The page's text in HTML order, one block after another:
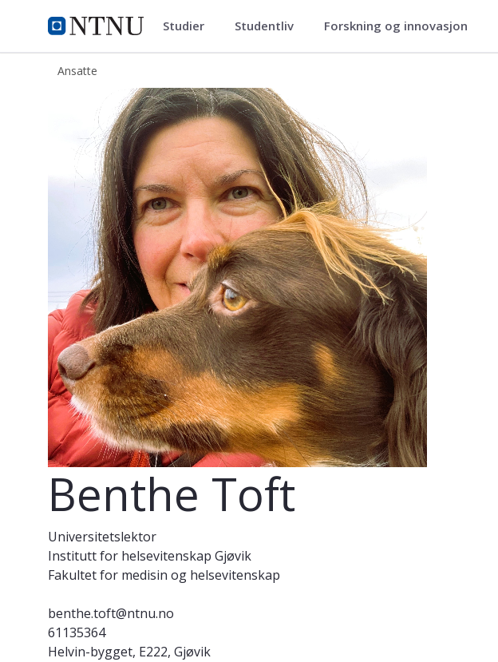
NTNU Hjemmeside
ntnu.no Studier Studentliv Forskning og innovasjon
Ansatte
Benthe Toft
Universitetslektor
Institutt for helsevitenskap Gjøvik
Fakultet for medisin og helsevitenskap
benthe.toft@ntnu.no
61135364
Helvin-bygget, E222, Gjøvik